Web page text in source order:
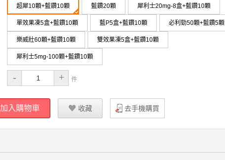
超犀10顆+藍鑽10顆 藍鑽20顆 犀利士20mg-8盒+藍鑽10顆
單效果凍5盒+藍鑽10顆 藍P5盒+藍鑽10顆 必利勁50顆+藍鑽5顆
樂威壯60顆+藍鑽10顆 雙效果凍5盒+藍鑽10顆
犀利士5mg-100顆+藍鑽10顆
- + 件
加入購物車 Ū 收藏 去手機購買